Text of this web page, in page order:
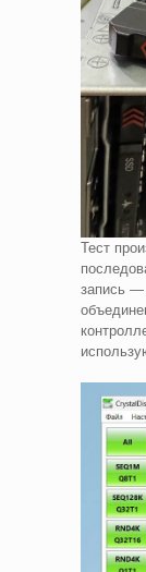
Тест
запись —